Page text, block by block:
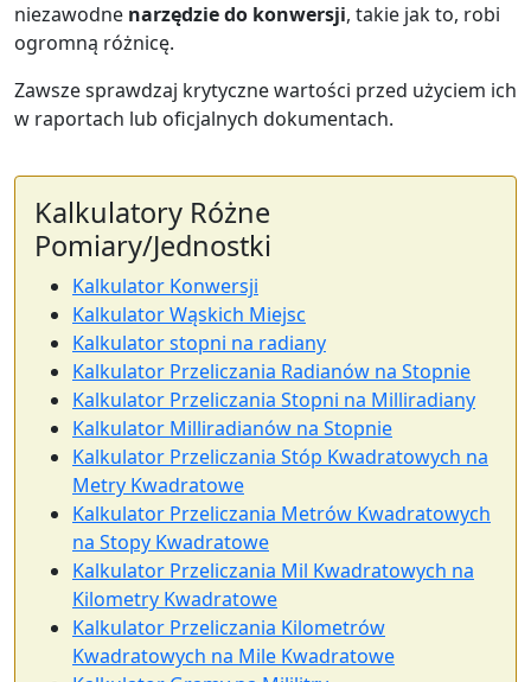
niezawodne narzędzie do konwersji, takie jak to, robi
ogromną różnicę.
Zawsze sprawdzaj krytyczne wartości przed użyciem ich
w raportach lub oficjalnych dokumentach.
Kalkulatory Różne
Pomiary/Jednostki
Kalkulator Konwersji
Kalkulator Wąskich Miejsc
Kalkulator stopni na radiany
Kalkulator Przeliczania Radianów na Stopnie
Kalkulator Przeliczania Stopni na Milliradiany
Kalkulator Milliradianów na Stopnie
Kalkulator Przeliczania Stóp Kwadratowych na
Metry Kwadratowe
Kalkulator Przeliczania Metrów Kwadratowych
na Stopy Kwadratowe
Kalkulator Przeliczania Mil Kwadratowych na
Kilometry Kwadratowe
Kalkulator Przeliczania Kilometrów
Kwadratowych na Mile Kwadratowe